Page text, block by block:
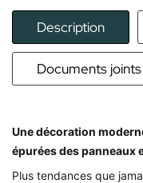
Description
Documents joints
Une décoration
épurées des panneaux
Plus tendances que